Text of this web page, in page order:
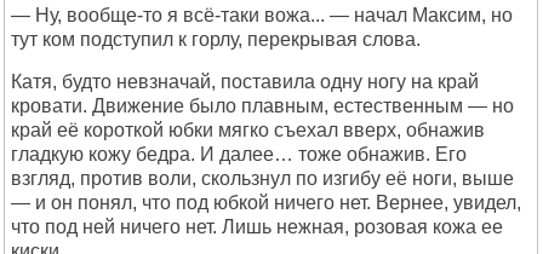
— Ну, вообще-то я всё-таки вожа... — начал Максим, но
тут ком подступил к горлу, перекрывая слова.
Катя, будто невзначай, поставила одну ногу на край
кровати. Движение было плавным, естественным — но
край её короткой юбки мягко съехал вверх, обнажив
гладкую кожу бедра. И далее… тоже обнажив. Его
взгляд, против воли, скользнул по изгибу её ноги, выше
— и он понял, что под юбкой ничего нет. Вернее, увидел,
что под ней ничего нет. Лишь нежная, розовая кожа ее